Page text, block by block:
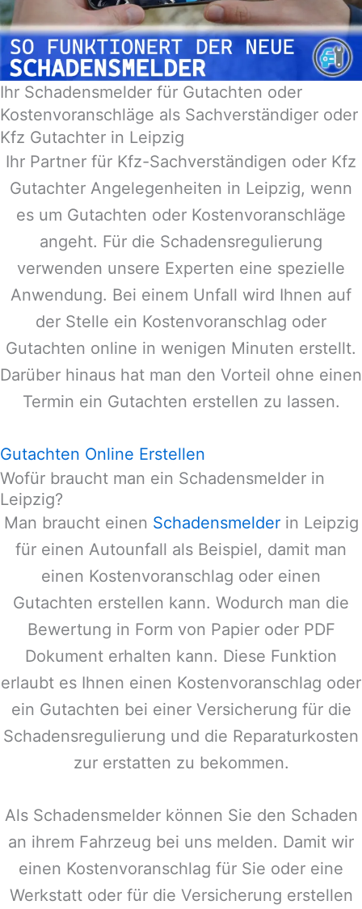
Ihr Schadensmelder für Gutachten oder
Kostenvoranschläge als Sachverständiger oder
Kfz Gutachter in Leipzig
Ihr Partner für Kfz-Sachverständigen oder Kfz
Gutachter Angelegenheiten in Leipzig, wenn
es um Gutachten oder Kostenvoranschläge
angeht. Für die Schadensregulierung
verwenden unsere Experten eine spezielle
Anwendung. Bei einem Unfall wird Ihnen auf
der Stelle ein Kostenvoranschlag oder
Gutachten online in wenigen Minuten erstellt.
Darüber hinaus hat man den Vorteil ohne einen
Termin ein Gutachten erstellen zu lassen.
Gutachten Online Erstellen
Wofür braucht man ein Schadensmelder in
Leipzig?
Man braucht einen Schadensmelderin Leipzig
für einen Autounfall als Beispiel, damit man
einen Kostenvoranschlag oder einen
Gutachten erstellen kann. Wodurch man die
Bewertung in Form von Papier oder PDF
Dokument erhalten kann. Diese Funktion
erlaubt es Ihnen einen Kostenvoranschlag oder
ein Gutachten bei einer Versicherung für die
Schadensregulierung und die Reparaturkosten
zur erstatten zu bekommen.
Als Schadensmelder können Sie den Schaden
an ihrem Fahrzeug bei uns melden. Damit wir
einen Kostenvoranschlag für Sie oder eine
Werkstatt oder für die Versicherung erstellen